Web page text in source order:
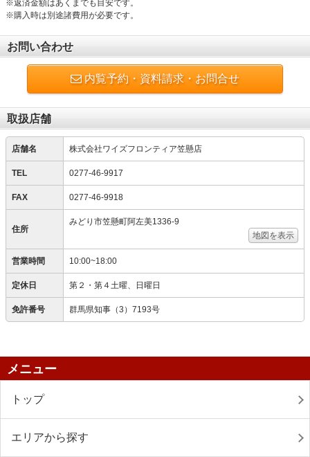
※返済金額はあくまでも目安です。
※購入時は別途諸費用が必要です。
お問い合わせ
内覧予約・資料請求・お問合せ
取扱店舗
店舗名 株式会社ワイズフロンティア笠懸店
TEL 0277-46-9917
FAX 0277-46-9918
住所
みどり市笠懸町阿左美1336-9
地図を表示
営業時間 10:00~18:00
定休日 第２・第４土曜、日曜日
免許番号 群馬県知事（3）7193号
メニュー
トップ
エリアから探す